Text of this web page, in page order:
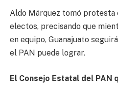
Aldo Márquez tomó protesta
electos, precisando que
en equipo, Guanajuato
el PAN puede lograr.
El Consejo Estatal del PAN